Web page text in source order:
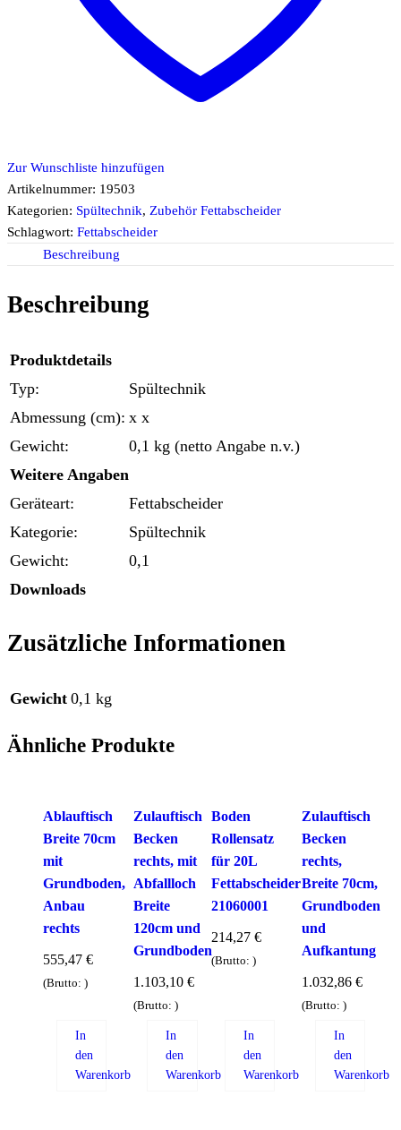
Zur Wunschliste hinzufügen
Artikelnummer: 19503
Kategorien: Spültechnik, Zubehör Fettabscheider
Schlagwort: Fettabscheider
Beschreibung
Beschreibung
Produktdetails
Typ:
Spültechnik
Abmessung (cm): x x
Gewicht:
0,1 kg (netto Angabe n.v.)
Weitere Angaben
Geräteart:
Fettabscheider
Kategorie:
Spültechnik
Gewicht:
0,1
Downloads
Zusätzliche Informationen
Gewicht 0,1 kg
Ähnliche Produkte
Ablauftisch
Breite 70cm
mit
Grundboden,
Anbau
rechts
555,47 €
(Brutto: )
In
den
Warenkorb
Zulauftisch
Becken
rechts, mit
Abfallloch
Breite
120cm und
Grundboden
1.103,10€
(Brutto:)
In
den
Warenkorb
Boden
Rollensatz
für 20L
Fettabscheider
21060001
214,27 €
(Brutto: )
In
den
Warenkorb
Zulauftisch
Becken
rechts,
Breite 70cm,
Grundboden
und
Aufkantung
1.032,86€
(Brutto:)
In
den
Warenkorb